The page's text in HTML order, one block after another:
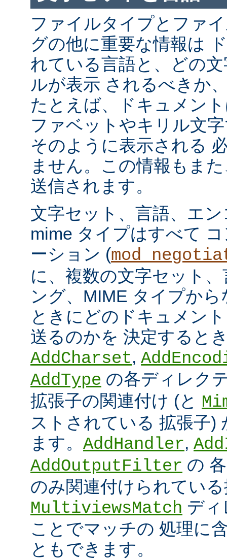
ファイルタイプとファ
グの他に重要な情報は
れている言語と、どの
ルが表示 されるべきか
たとえば、ドキュメン
ファベットやキリル文
そのように表示される
ません。この情報もま
送信されます。
文字セット、言語、エ
mime タイプはすべて
ーション (
に、複数の文字セット
ング、MIME タイプか
ときにどのドキュメン
送るのかを 決定すると
AddCharset,
AddType の各ディレク
拡張子の関連付け (と
ストされている 拡張子)
ます。 AddHandler,
AddOutputFilter の
のみ関連付けられてい
MultiviewsMatch デ
ことでマッチの 処理に
ともできます。